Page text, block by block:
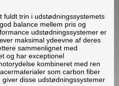
trin i udstødningssystemets
balance mellem pris og
udstødningssystemer er
maksimal ydeevne af deres
sammenlignet med
og har exceptionel
kombineret med ren
som carbon fiber
disse udstødningssystemer